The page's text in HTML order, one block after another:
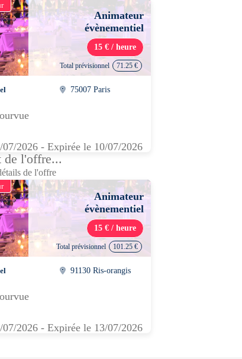
Animateur
évènementiel
15 € / heure
Total prévisionnel 71.25 €
75007 Paris
2026 - Expirée le 10/07/2026
de l'offre...
de l'offre
Animateur
évènementiel
15 € / heure
Total prévisionnel 101.25 €
91130 Ris-orangis
2026 - Expirée le 13/07/2026